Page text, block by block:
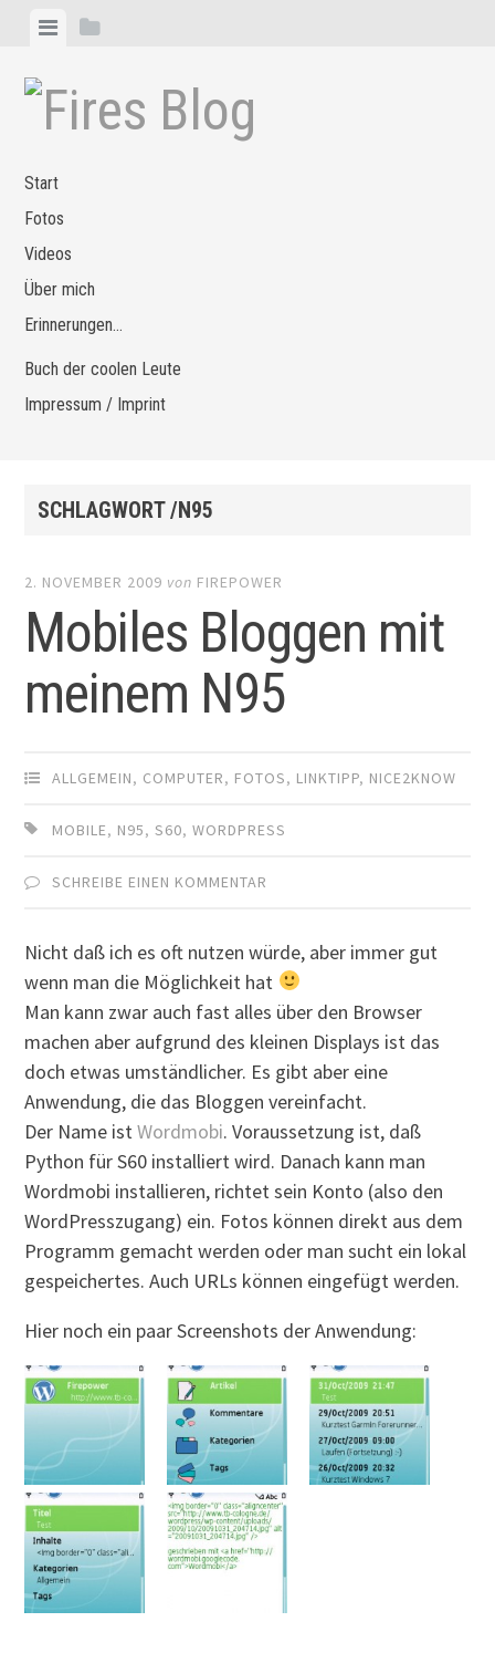
Zum
springen
MenüSeitenleiste
Start
Fotos
Videos
Über mich
Erinnerungen…
Buch der coolen Leute
Impressum / Imprint
SCHLAGWORT /N95
2. NOVEMBER 2009 von FIREPOWER
Mobiles Bloggen mit
meinem N95
ALLGEMEIN, COMPUTER, FOTOS, LINKTIPP, NICE2KNOW
MOBILE, N95,S60,WORDPRESS
SCHREIBE EINEN KOMMENTAR
Nicht daß ich es oft nutzen würde, aber immer gut
wenn man die Möglichkeit hat
Man kann zwar auch fast alles über den Browser
machen aber aufgrund des kleinen Displays ist das
doch etwas umständlicher. Es gibt aber eine
Anwendung, die das Bloggen vereinfacht.
Der Name istWordmobi. Voraussetzung ist, daß
Python für S60 installiert wird. Danach kann man
Wordmobi installieren, richtet sein Konto (also den
WordPresszugang) ein. Fotos können direkt aus dem
Programm gemacht werden oder man sucht ein lokal
gespeichertes. Auch URLs können eingefügt werden.
Hier noch ein paar Screenshots der Anwendung: